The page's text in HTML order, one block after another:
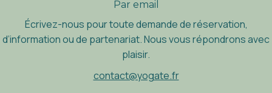
Par email
Écrivez-nous pour toute demande de réservation,
d’information ou de partenariat. Nous vous répondrons avec
plaisir.
contact@yogate.fr